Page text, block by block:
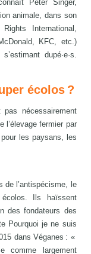
Peter Singer,
animale, dans son
International,
KFC, etc.)
dupé·e·s.
écolos ?
nécessairement
l’élevage fermier par
les paysans, les
de l’antispécisme, le
Ils haïssent
des fondateurs des
Pourquoi je ne suis
dans Véganes : «
comme largement